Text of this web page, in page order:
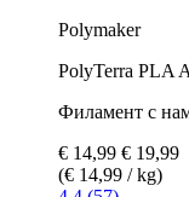
Polymaker
PolyTerra PLA
Филамент с
€ 14,99 € 19,99
(€ 14,99 / kg)